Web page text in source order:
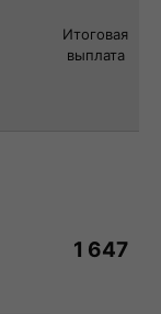
Итоговая
выплата
1 647